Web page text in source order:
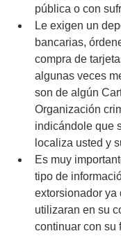
pública o con
Le exigen un
bancarias,
compra de
algunas veces
son de algún
Organización
indicándole que
localiza usted y
Es muy
tipo de
extorsionador ya
utilizaran en su
continuar con su